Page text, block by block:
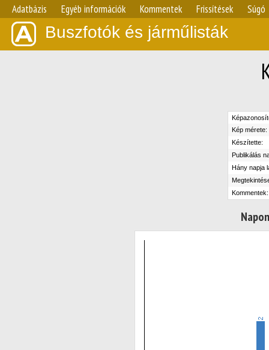
Adatbázis Egyéb információk Kommentek Frissítések Súgó
Buszfotók és járműlisták
Kép mérete:
Készítette:
Publikálás
Hány napja
Kommentek: